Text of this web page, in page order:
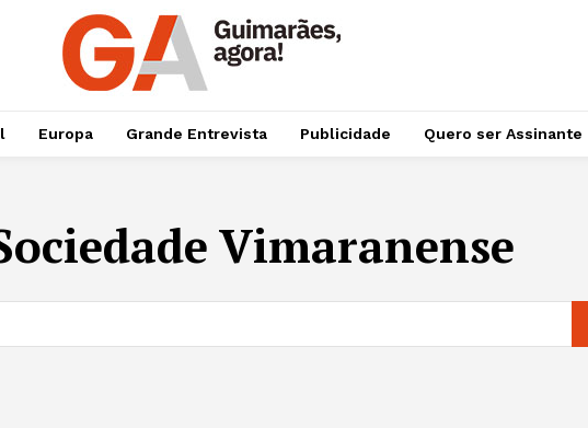
Europa Grande Entrevista Publicidade Quero ser Assinante
Vimaranense